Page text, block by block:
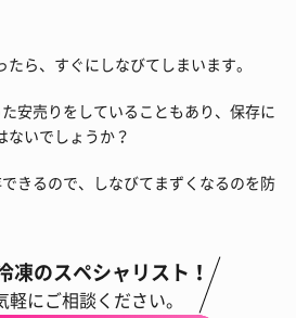
ら、すぐにしなびてしまいます。
安売りをしていることもあり、保存に
ないでしょうか？
きるので、しなびてまずくなるのを防
凍のスペシャリスト！
軽にご相談ください。